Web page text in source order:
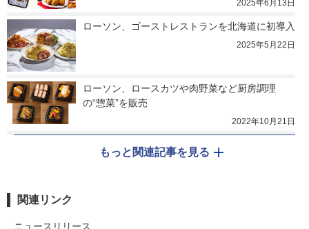
2025年6月13日
ローソン、ゴーストレストランを北海道に初導入
2025年5月22日
ローソン、ロースカツや肉野菜など厨房調理
の“惣菜”を販売
2022年10月21日
もっと関連記事を見る
関連リンク
ニュースリリース